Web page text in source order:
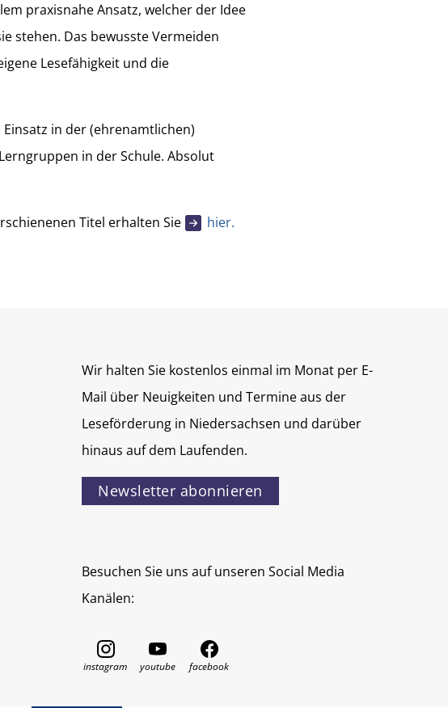
praxisnahe Ansatz, welcher der Idee
stehen. Das bewusste Vermeiden
Lesefähigkeit und die
in der (ehrenamtlichen)
in der Schule. Absolut
Titel erhalten Sie hier.
Wir halten Sie kostenlos einmal im Monat per E-
Mail über Neuigkeiten und Termine aus der
Leseförderung in Niedersachsen und darüber
hinaus auf dem Laufenden.
Newsletter abonnieren
Besuchen Sie uns auf unseren Social Media
Kanälen: